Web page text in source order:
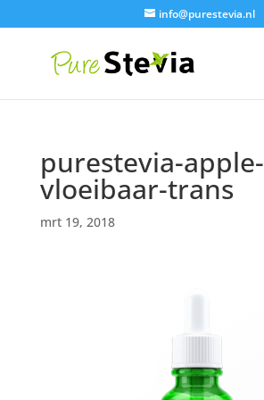
info@purestevia.nl
purestevia-apple-
vloeibaar-trans
mrt 19, 2018